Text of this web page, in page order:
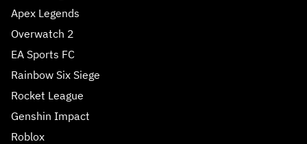
Apex Legends
Overwatch 2
EA Sports FC
Rainbow Six Siege
Rocket League
Genshin Impact
Roblox